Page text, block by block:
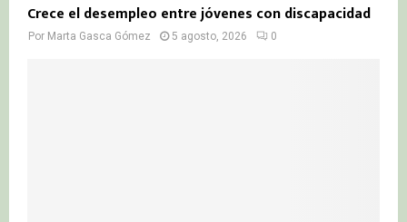
Crece el desempleo entre jóvenes con discapacidad
Por Marta Gasca Gómez 5 agosto, 2026 0